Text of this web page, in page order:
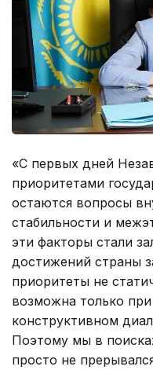
«С первых дней
приоритетами
остаются вопросы
стабильности и
эти факторы стали
достижений страны
приоритеты не
возможна только
конструктивном
Поэтому мы в
просто не